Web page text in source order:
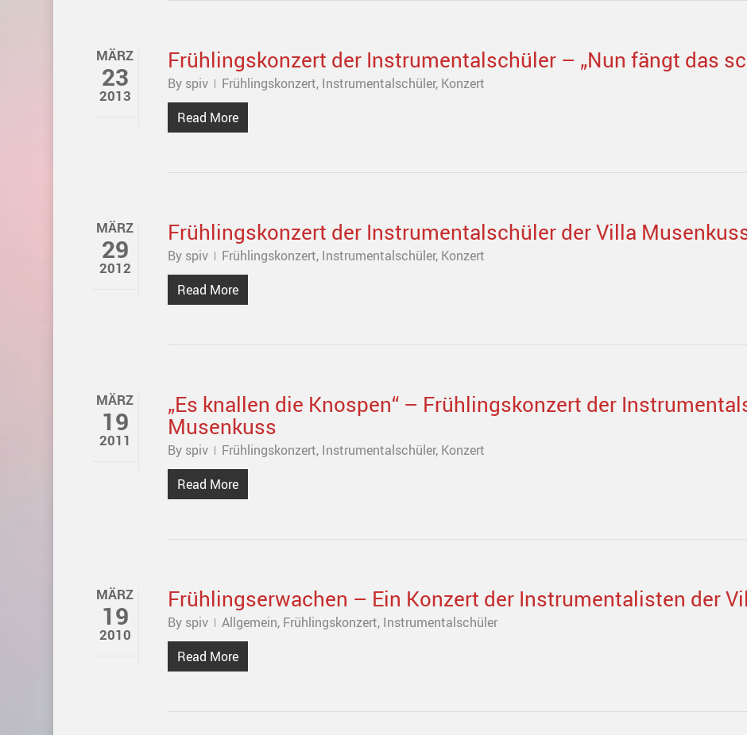
MÄRZ
23
2013
Frühlingskonzert der Instrumentalschüler – „Nun fängt das
By spiv Frühlingskonzert, Instrumentalschüler, Konzert
Read More
MÄRZ
29
2012
Frühlingskonzert der Instrumentalschüler der Villa
By spiv Frühlingskonzert, Instrumentalschüler, Konzert
Read More
MÄRZ
19
2011
„Es knallen die Knospen“ – Frühlingskonzert der
Musenkuss
By spiv Frühlingskonzert, Instrumentalschüler, Konzert
Read More
MÄRZ
19
2010
Frühlingserwachen – Ein Konzert der Instrumentalisten der
By spiv Allgemein, Frühlingskonzert, Instrumentalschüler
Read More